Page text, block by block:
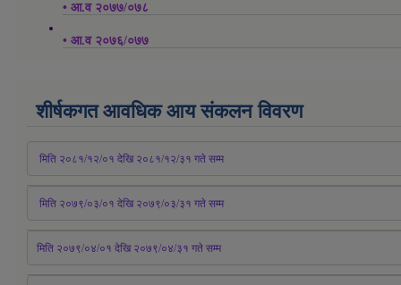
• आ.व २०७७/०७८
• आ.व २०७६/०७७
शीर्षकगत आवधिक आय संकलन विवरण
मिति २०८१/१२/०१ देखि २०८१/१२/३१ गते सम्म
मिति २०७९/०३/०१ देखि २०७९/०३/३१ गते सम्म
मिति २०७९/०४/०१ देखि २०७९/०४/३१ गते सम्म